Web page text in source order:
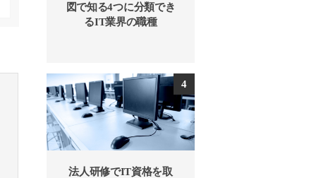
図で知る4つに分類でき
るIT業界の職種
法人研修でIT資格を取